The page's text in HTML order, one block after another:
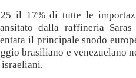
il 17% di tutte le
dalla raffineria
il principale snodo
brasiliano e venezuelano
israeliani.